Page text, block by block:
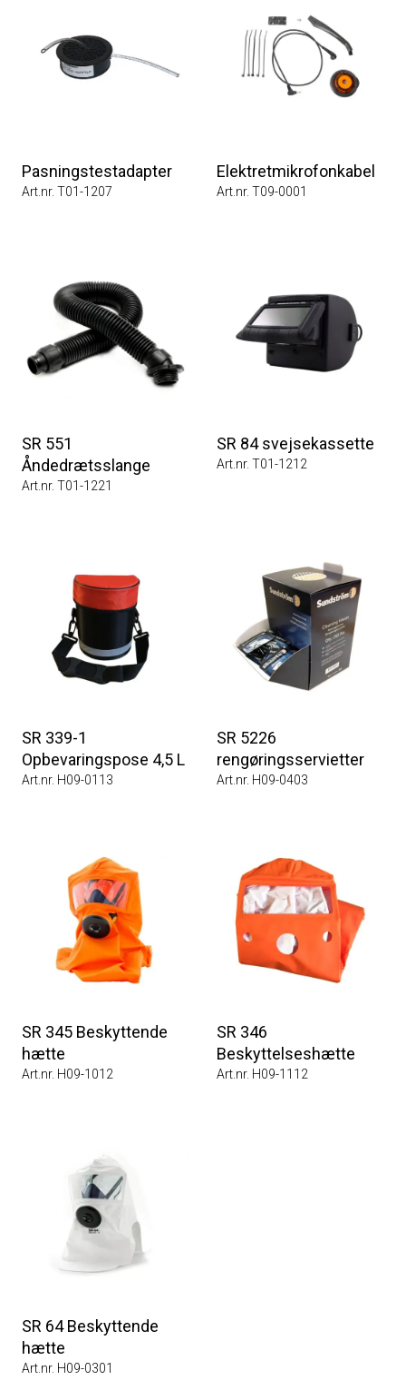
Pasningstestadapter
Art.nr. T01-1207
Elektretmikrofonkabel
Art.nr. T09-0001
SR 551
Åndedrætsslange
Art.nr. T01-1221
SR 84 svejsekassette
Art.nr. T01-1212
SR 339-1
Opbevaringspose 4,5 L
Art.nr. H09-0113
SR 5226
rengøringsservietter
Art.nr. H09-0403
SR 345 Beskyttende
hætte
Art.nr. H09-1012
SR 346
Beskyttelseshætte
Art.nr. H09-1112
SR 64 Beskyttende
hætte
Art.nr. H09-0301